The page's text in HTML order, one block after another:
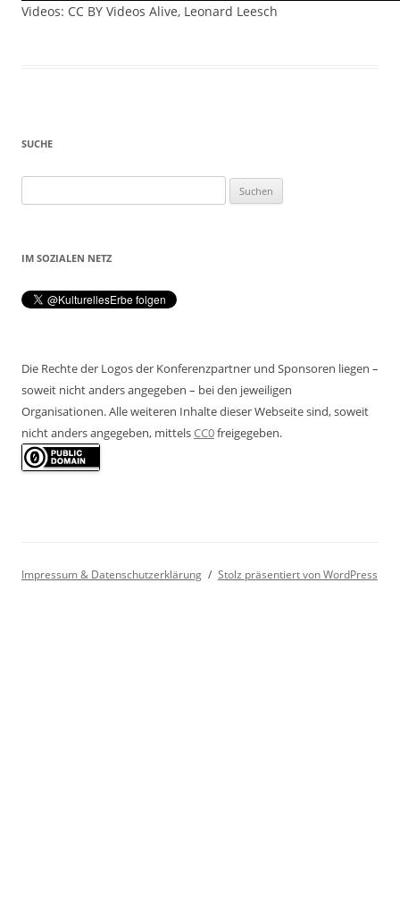
Videos: CC BY Videos Alive, Leonard Leesch
SUCHE
nach:
IM SOZIALEN NETZ
Die Rechte der Logos der Konferenzpartner und Sponsoren liegen –
soweit nicht anders angegeben – bei den jeweiligen
Organisationen. Alle weiteren Inhalte dieser Webseite sind, soweit
nicht anders angegeben, mittelsCC0freigegeben.
Impressum & Datenschutzerklärung Stolz präsentiert von WordPress